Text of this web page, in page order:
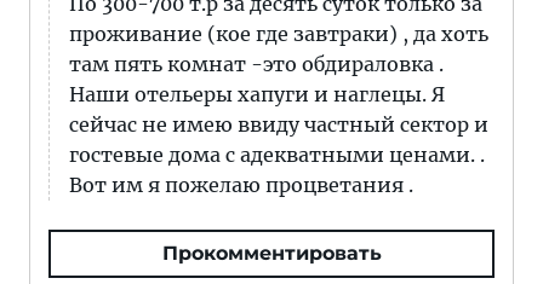
проживание (кое где завтраки) , да хоть
там пять комнат -это обдираловка .
Наши отельеры хапуги и наглецы. Я
сейчас не имею ввиду частный сектор и
гостевые дома с адекватными ценами. .
Вот им я пожелаю процветания .
Прокомментировать